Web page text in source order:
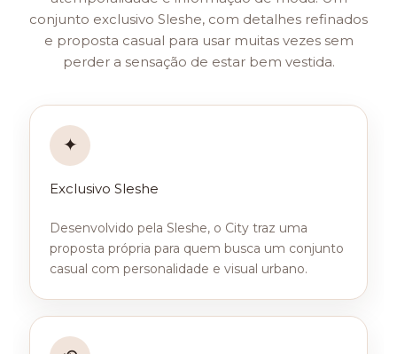
conjunto exclusivo Sleshe, com detalhes refinados
e proposta casual para usar muitas vezes sem
perder a sensação de estar bem vestida.
✦
Exclusivo Sleshe
Desenvolvido pela Sleshe, o City traz uma
proposta própria para quem busca um conjunto
casual com personalidade e visual urbano.